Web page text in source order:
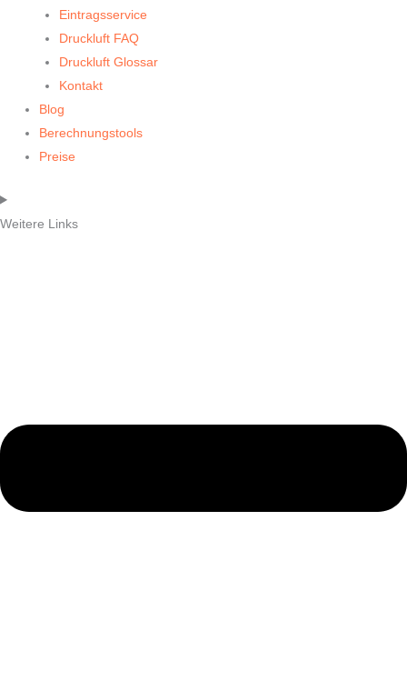
Eintragsservice
Druckluft FAQ
Druckluft Glossar
Kontakt
Blog
Berechnungstools
Preise
Weitere Links